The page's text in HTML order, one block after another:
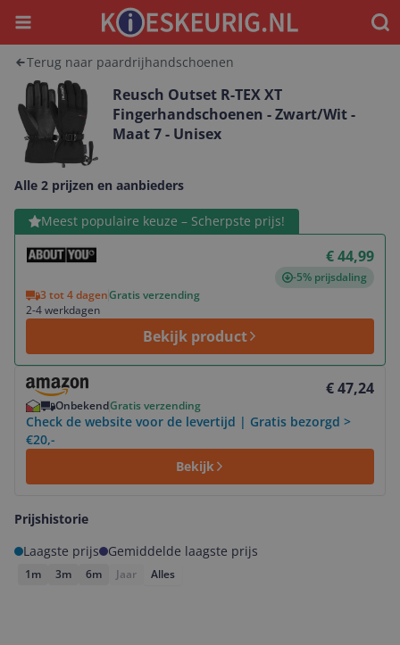
Menu
Terug naar paardrijhandschoenen
Reusch Outset R-TEX XT
Fingerhandschoenen - Zwart/Wit -
Maat 7 - Unisex
Alle 2 prijzen en aanbieders
Meest populaire keuze – Scherpste prijs!
€ 44,99
-5% prijsdaling
3 tot 4 dagenGratis verzending
2-4 werkdagen
Bekijk product
Bekijk product
€ 47,24
OnbekendGratis verzending
Check de website voor de levertijd | Gratis bezorgd >
€20,-
Bekijk
Bekijk product
Prijshistorie
Laagste prijs
Gemiddelde laagste prijs
1m 3m 6m Jaar Alles